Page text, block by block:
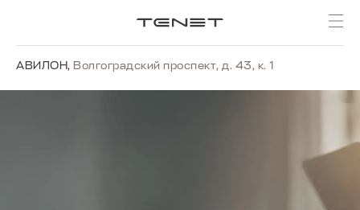
АВИЛОН, Волгоградский проспект, д. 43, к. 1